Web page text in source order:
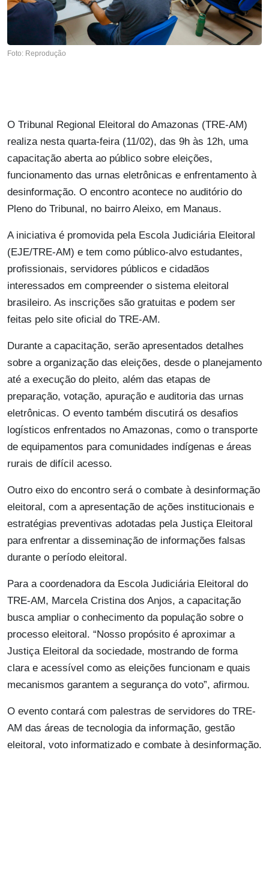
Foto: Reprodução
O Tribunal Regional Eleitoral do Amazonas (TRE-AM)
realiza nesta quarta-feira (11/02), das 9h às 12h, uma
capacitação aberta ao público sobre eleições,
funcionamento das urnas eletrônicas e enfrentamento à
desinformação. O encontro acontece no auditório do
Pleno do Tribunal, no bairro Aleixo, em Manaus.
A iniciativa é promovida pela Escola Judiciária Eleitoral
(EJE/TRE-AM) e tem como público-alvo estudantes,
profissionais, servidores públicos e cidadãos
interessados em compreender o sistema eleitoral
brasileiro. As inscrições são gratuitas e podem ser
feitas pelo site oficial do TRE-AM.
Durante a capacitação, serão apresentados detalhes
sobre a organização das eleições, desde o planejamento
até a execução do pleito, além das etapas de
preparação, votação, apuração e auditoria das urnas
eletrônicas. O evento também discutirá os desafios
logísticos enfrentados no Amazonas, como o transporte
de equipamentos para comunidades indígenas e áreas
rurais de difícil acesso.
Outro eixo do encontro será o combate à desinformação
eleitoral, com a apresentação de ações institucionais e
estratégias preventivas adotadas pela Justiça Eleitoral
para enfrentar a disseminação de informações falsas
durante o período eleitoral.
Para a coordenadora da Escola Judiciária Eleitoral do
TRE-AM, Marcela Cristina dos Anjos, a capacitação
busca ampliar o conhecimento da população sobre o
processo eleitoral. “Nosso propósito é aproximar a
Justiça Eleitoral da sociedade, mostrando de forma
clara e acessível como as eleições funcionam e quais
mecanismos garantem a segurança do voto”, afirmou.
O evento contará com palestras de servidores do TRE-
AM das áreas de tecnologia da informação, gestão
eleitoral, voto informatizado e combate à desinformação.